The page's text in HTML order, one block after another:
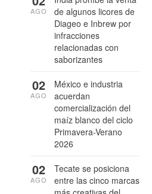
de algunos licores de
Diageo e Inbrew por
infracciones
relacionadas con
saborizantes
AGO
México e industria
acuerdan
comercialización del
maíz blanco del ciclo
Primavera-Verano
2026
02
AGO
Tecate se posiciona
entre las cinco marcas
02
AGO